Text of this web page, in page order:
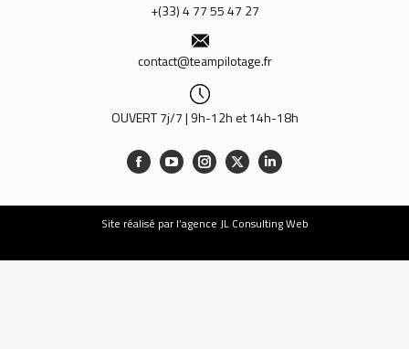
+(33) 4 77 55 47 27
contact@teampilotage.fr
OUVERT 7j/7 | 9h-12h et 14h-18h
Site réalisé par l’agence JL Consulting Web